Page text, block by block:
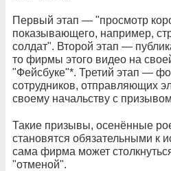
Первый этап — "просмотр
показывающего, например,
солдат". Второй этап —
то фирмы этого видео на
"Фейсбуке"*. Третий этап —
сотрудников, отправляющих
своему начальству с
Такие призывы, осенённые
становятся обязательными к
сама фирма может
"отменой".